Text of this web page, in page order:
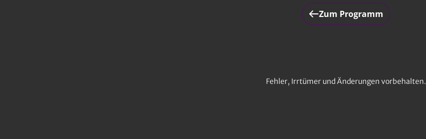
Zum Programm
Fehler, Irrtümer und Änderungen vorbehalten.